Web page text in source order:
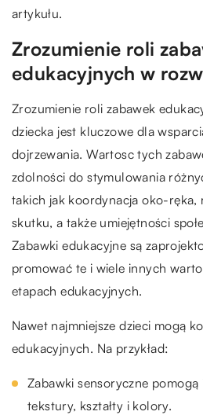
artykułu.
Zrozumienie roli
edukacyjnych w
Zrozumienie roli zabawek
dziecka jest kluczowe dla
dojrzewania. Wartosc tych
zdolności do stymulowania
takich jak koordynacja oko-ręka,
skutku, a także umiejętności
Zabawki edukacyjne są
promować te i wiele innych
etapach edukacyjnych.
Nawet najmniejsze dzieci mogą
edukacyjnych. Na przykład:
Zabawki sensoryczne
tekstury, kształty i kolory.